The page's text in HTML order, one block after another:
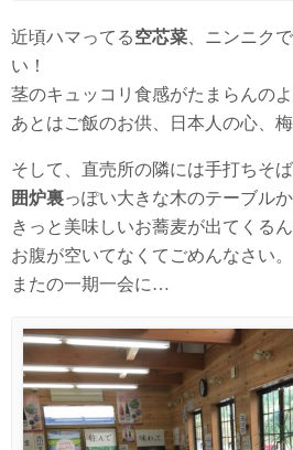
近頃ハマってる空芯菜、ニンニク
い！
茎のキュッコリ食感がたまらんのよ
あとはご飯のお供、日本人の心、梅
そして、直売所の隣には手打ちそ
囲炉裏っぽい大きな木のテーブルか
きっと美味しいお蕎麦が出てくる
お腹が空いてなくてごめんなさい。
またの一期一会に…